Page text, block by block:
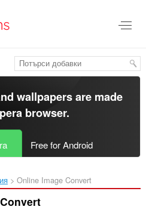
wallpapers are made
browser.
Free for Android
Online Image Convert‎